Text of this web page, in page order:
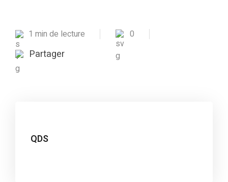
1 min de lecture 0
Partager
QDS